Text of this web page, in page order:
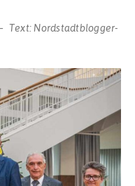
Text: Nordstadtblogger-